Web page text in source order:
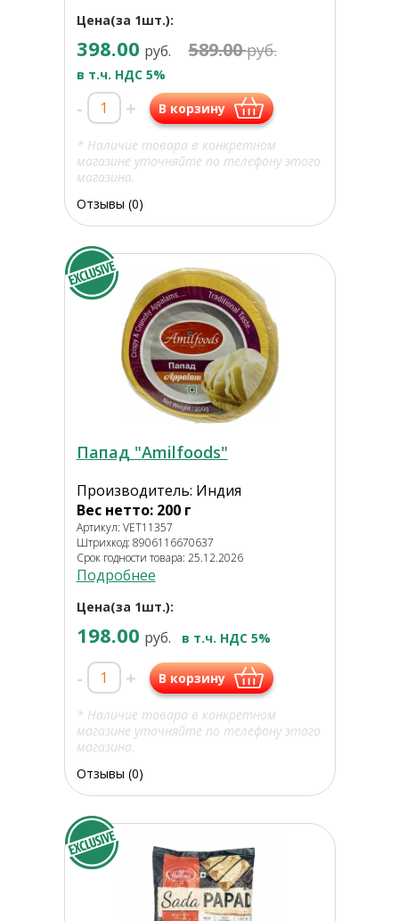
Цена(за 1шт.):
398.00 руб. 589.00руб.
в т.ч. НДС 5%
- + В корзину
* Наличие товара в конкретном
магазине уточняйте по телефону этого
магазина.
Отзывы (0)
Папад "Amilfoods"
Производитель: Индия
Вес нетто: 200 г
Артикул: VET11357
Штрихкод: 8906116670637
Срок годности товара: 25.12.2026
Подробнее
Цена(за 1шт.):
198.00 руб. в т.ч. НДС 5%
- + В корзину
* Наличие товара в конкретном
магазине уточняйте по телефону этого
магазина.
Отзывы (0)